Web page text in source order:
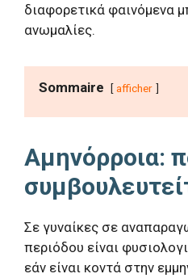
διαφορετικά φαινόμενα
ανωμαλίες.
Sommaire afficher
Αμηνόρροια:
Σε γυναίκες σε
περιόδου είναι
εάν είναι κοντά στην